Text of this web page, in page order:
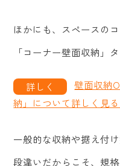
ほかにも、スペースの
「コーナー壁面収納」
壁面収納
納」について詳しく見
一般的な収納や据え付
段違いだからこそ、規